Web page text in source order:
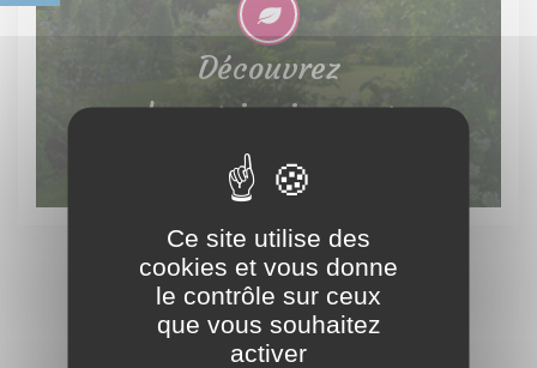
Découvrez
le patrimoine vert
Ce site utilise des
cookies et vous donne
le contrôle sur ceux
que vous souhaitez
activer